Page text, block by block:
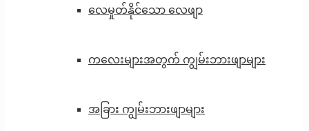
လေမှုတ်နိုင်သော လေဖျာ
ကလေးများအတွက် ကျွမ်းဘားဖျာများ
အခြား ကျွမ်းဘားဖျာများ